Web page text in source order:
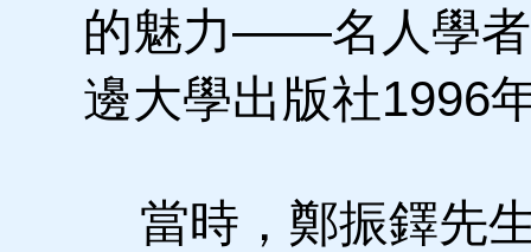
的魅力——名人學者
邊大學出版社1996
當時，鄭振鐸先